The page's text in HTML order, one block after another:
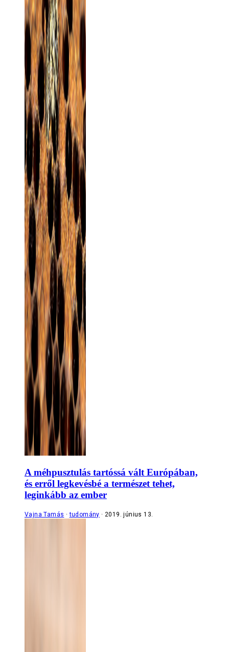
A méhpusztulás tartóssá vált Európában,
és erről legkevésbé a természet tehet,
leginkább az ember
Vajna Tamás tudomány 2019. június 13.